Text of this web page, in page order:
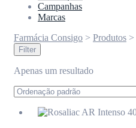
Campanhas
Marcas
Farmácia Consigo > Produtos >
Filter
Apenas um resultado